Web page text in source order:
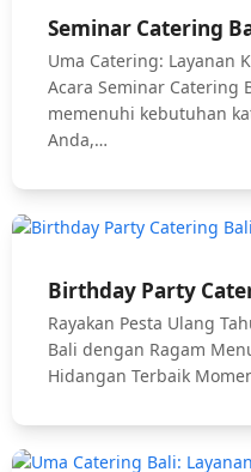
Seminar Catering
Uma Catering: Layanan
Acara Seminar Catering
memenuhi kebutuhan
Anda,…
Birthday Party
Rayakan Pesta Ulang
Bali dengan Ragam
Hidangan Terbaik